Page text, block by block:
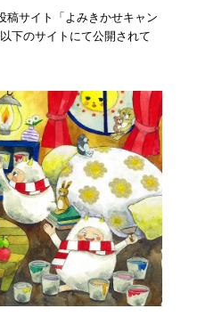
稿サイト「よみきかせキャン
下のサイトにて公開されて